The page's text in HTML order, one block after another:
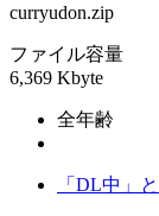
curryudon.zip
ファイル容量
6,369 Kbyte
全年齢
「DL中」